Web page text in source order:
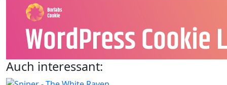
Auch interessant: